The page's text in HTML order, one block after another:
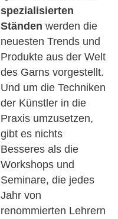
spezialisierten
Ständen werden die
neuesten Trends und
Produkte aus der Welt
des Garns vorgestellt.
Und um die Techniken
der Künstler in die
Praxis umzusetzen,
gibt es nichts
Besseres als die
Workshops und
Seminare, die jedes
Jahr von
renommierten Lehrern